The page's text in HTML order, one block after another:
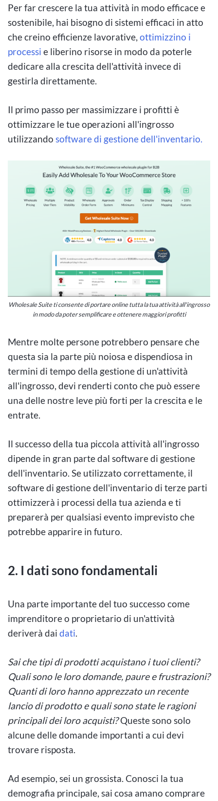
Per far crescere la tua attività in modo efficace e
sostenibile, hai bisogno di sistemi efficaci in atto
che creino efficienze lavorative, ottimizzino i
processi e liberino risorse in modo da poterle
dedicare alla crescita dell'attività invece di
gestirla direttamente.
Il primo passo per massimizzare i profitti è
ottimizzare le tue operazioni all'ingrosso
utilizzando software di gestione dell'inventario.
Wholesale Suite ti consente di portare online tutta la tua attività all'ingrosso
in modo da poter semplificare e ottenere maggiori profitti
Mentre molte persone potrebbero pensare che
questa sia la parte più noiosa e dispendiosa in
termini di tempo della gestione di un'attività
all'ingrosso, devi renderti conto che può essere
una delle nostre leve più forti per la crescita e le
entrate.
Il successo della tua piccola attività all'ingrosso
dipende in gran parte dal software di gestione
dell'inventario. Se utilizzato correttamente, il
software di gestione dell'inventario di terze parti
ottimizzerà i processi della tua azienda e ti
preparerà per qualsiasi evento imprevisto che
potrebbe apparire in futuro.
2. I dati sono fondamentali
Una parte importante del tuo successo come
imprenditore o proprietario di un'attività
deriverà dai dati.
Sai che tipi di prodotti acquistano i tuoi clienti?
Quali sono le loro domande, paure e frustrazioni?
Quanti di loro hanno apprezzato un recente
lancio di prodotto e quali sono state le ragioni
principali dei loro acquisti?Queste sono solo
alcune delle domande importanti a cui devi
trovare risposta.
Ad esempio, sei un grossista. Conosci la tua
demografia principale, sai cosa amano comprare